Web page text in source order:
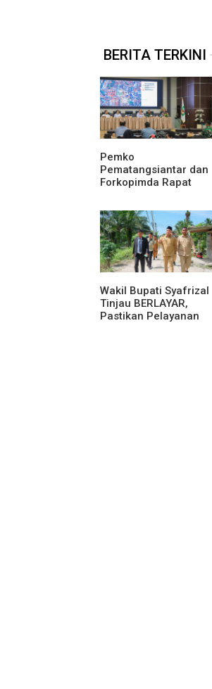
BERITA TERKINI
Pemko
Pematangsiantar dan
Forkopimda Rapat
Peringatan HUT ke-81
Kemerdekaan RI
Wakil Bupati Syafrizal
Tinjau BERLAYAR,
Pastikan Pelayanan